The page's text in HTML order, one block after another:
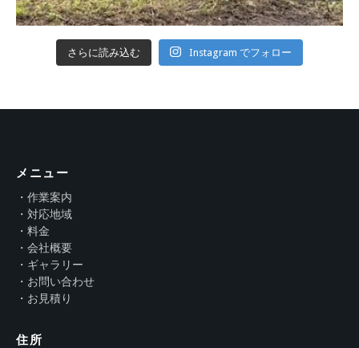
さらに読み込む Instagram でフォロー
メニュー
・作業案内
・対応地域
・料金
・会社概要
・ギャラリー
・お問い合わせ
・お見積り
住所